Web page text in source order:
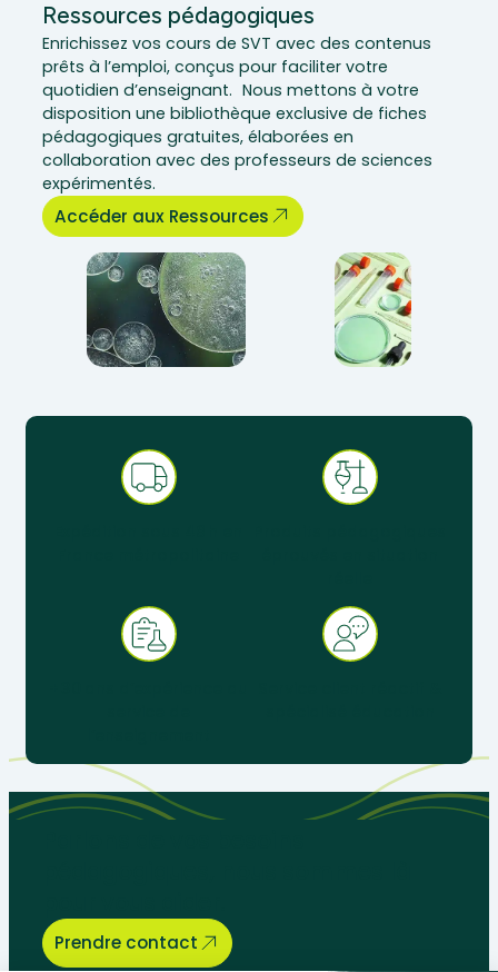
Ressources pédagogiques
Enrichissez vos cours de SVT avec des contenus
prêts à l’emploi, conçus pour faciliter votre
quotidien d’enseignant. Nous mettons à votre
disposition une bibliothèque exclusive de fiches
pédagogiques gratuites, élaborées en
collaboration avec des professeurs de sciences
expérimentés.
Accéder aux Ressources
Prendre contact